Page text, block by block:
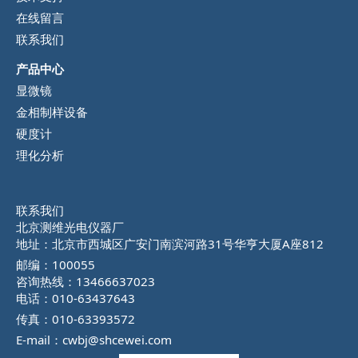
在线留言
联系我们
产品中心
显微镜
金相制样设备
硬度计
理化分析
联系我们
北京测维光电仪器厂
地址：北京市西城区广安门南滨河路31号华亨大厦A座812
邮编：100055
咨询热线：13466637023
电话：010-63437643
传真：010-63393572
E-mail：cwbj@shcewei.com